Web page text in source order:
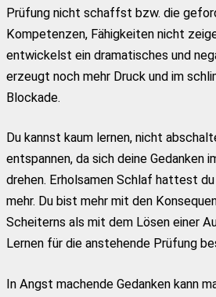
Prüfung nicht schaffst bzw. die
Kompetenzen, Fähigkeiten nicht
entwickelst ein dramatisches und
erzeugt noch mehr Druck und im
Blockade.
Du kannst kaum lernen, nicht
entspannen, da sich deine Gedanken
drehen. Erholsamen Schlaf hattest
mehr. Du bist mehr mit den
Scheiterns als mit dem Lösen einer
Lernen für die anstehende Prüfung
In Angst machende Gedanken kann